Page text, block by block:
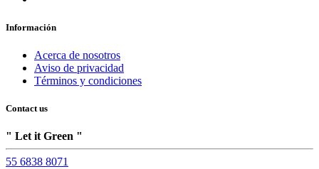
Información
Acerca de nosotros
Aviso de privacidad
Términos y condiciones
Contact us
" Let it Green "
55 6838 8071